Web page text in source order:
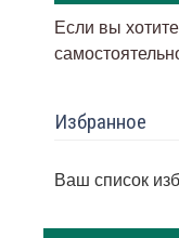
Если вы
Избранное
Ваш список